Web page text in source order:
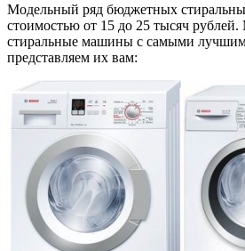
Модельный ряд бюджетных
стоимостью от 15 до 25 тысяч
стиральные машины с самыми
представляем их вам: